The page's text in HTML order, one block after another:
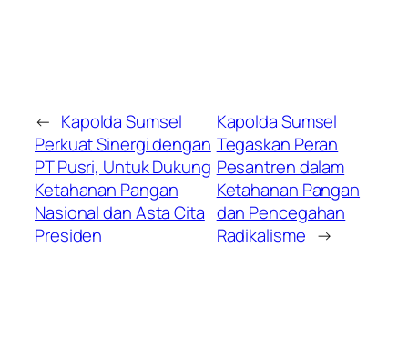
← Kapolda Sumsel
Perkuat Sinergi dengan
PT Pusri, Untuk Dukung
Ketahanan Pangan
Nasional dan Asta Cita
Presiden
Kapolda Sumsel
Tegaskan Peran
Pesantren dalam
Ketahanan Pangan
dan Pencegahan
Radikalisme →